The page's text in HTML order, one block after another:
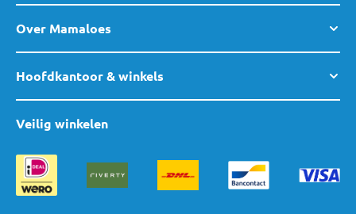
Over Mamaloes
Hoofdkantoor & winkels
Veilig winkelen